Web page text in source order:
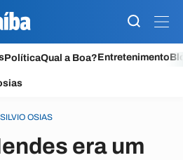
PolíticaQual a Boa?Entretenimento
SILVIO OSIAS
era um